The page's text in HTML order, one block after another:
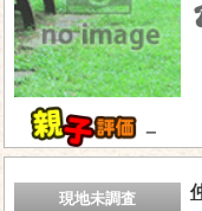
－
現地未調査